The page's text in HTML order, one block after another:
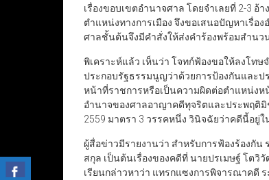
เรื่องขอบเขตอำนาจศาล โดยจำเลยที่ 2-3
ตำแหน่งทางการเมือง จึงขอเสนอปัญหาเรื่
ศาลชั้นต้นจึงมีคำสั่งให้ส่งคำร้องพร้อมสำน
พิเคราะห์แล้ว เห็นว่า โจทก์ฟ้องขอให้ลงโท
ประกอบรัฐธรรมนูญว่าด้วยการป้องกันและป
หน้าที่ราชการหรือเป็นความผิดต่อตำแหน่ง
อำนาจของศาลอาญาคดีทุจริตและประพฤ
2559 มาตรา 3 วรรคหนึ่ง วินิจฉัยว่าคดีนี้อ
ผู้สื่อข่าวมีรายงานว่า สำหรับการฟ้องร้องกัน
สกุล เป็นต้นเรื่องของคดีที่ นายปรเมษฐ์ โต
เรียนกล่าวหาว่า แทรกแซงการพิจารณาคดี